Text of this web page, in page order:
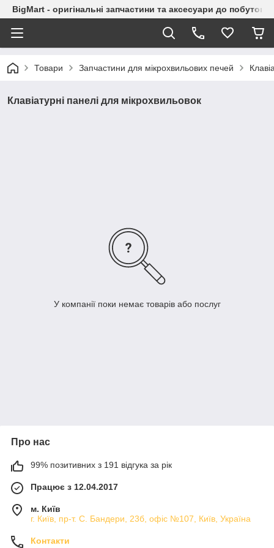
BigMart - оригінальні запчастини та аксесуари до побутової
Товари Запчастини для мікрохвильових печей
Клавіатурні панелі для мікрохвильовок
У компанії поки немає товарів або послуг
Про нас
99% позитивних з 191 відгука за рік
Працює з 12.04.2017
м. Київ
г. Київ, пр-т. С. Бандери, 23б, офіс №107, Київ, Україна
Контакти